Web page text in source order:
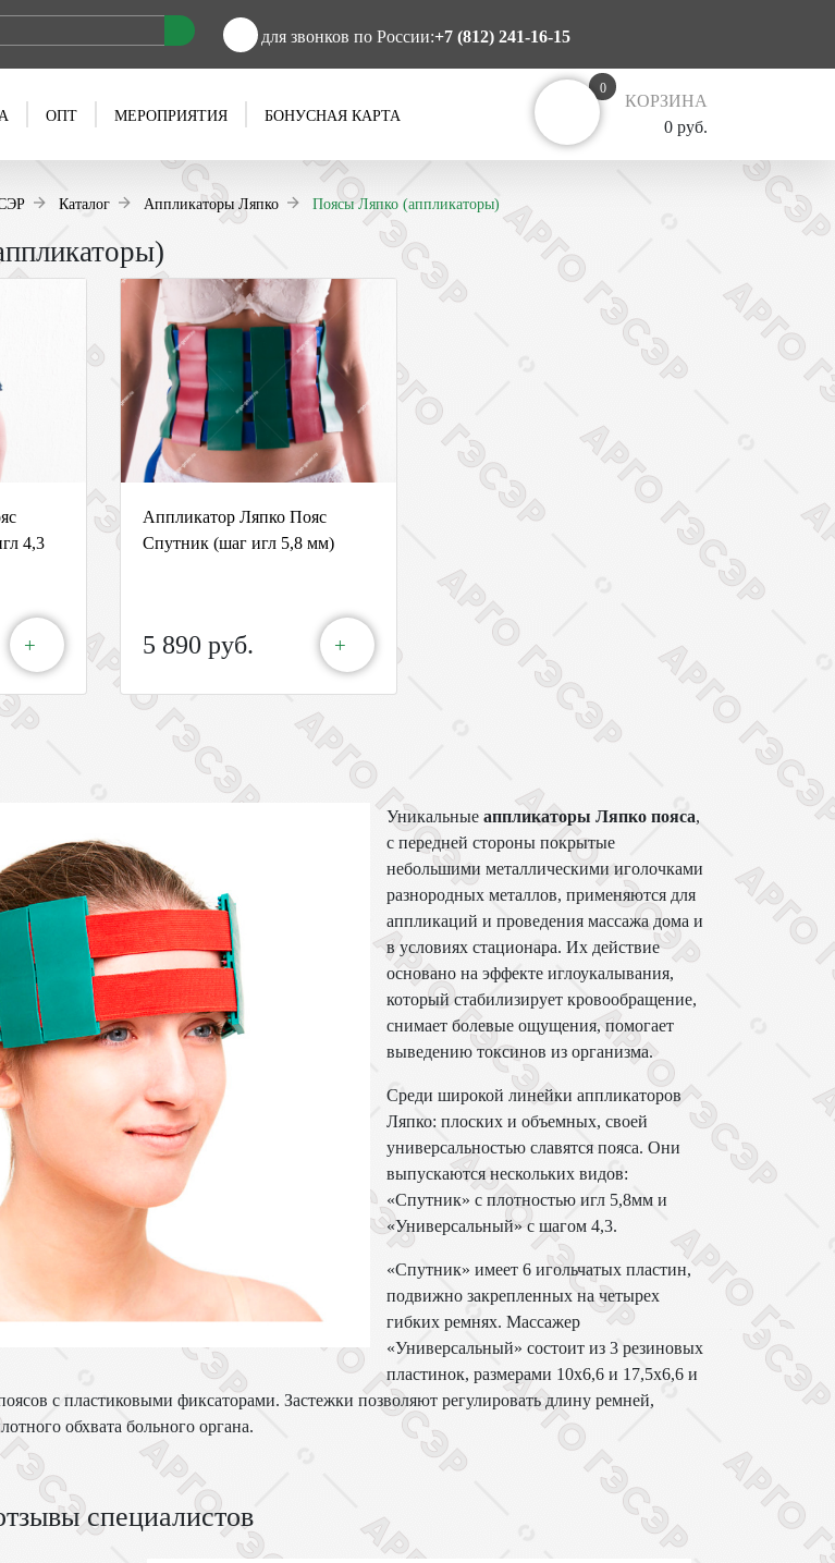
для звонков по России:+7 (812) 241-16-15
ОПТ МЕРОПРИЯТИЯ БОНУСНАЯ КАРТА
0
КОРЗИНА
0 руб.
Каталог Аппликаторы Ляпко Поясы Ляпко (аппликаторы)
4,3
+
Аппликатор Ляпко Пояс
Спутник (шаг игл 5,8 мм)
5 890 руб. +
Уникальные аппликаторы Ляпко пояса,
с передней стороны покрытые
небольшими металлическими иголочками
разнородных металлов, применяются для
аппликаций и проведения массажа дома и
в условиях стационара. Их действие
основано на эффекте иглоукалывания,
который стабилизирует кровообращение,
снимает болевые ощущения, помогает
выведению токсинов из организма.
Среди широкой линейки аппликаторов
Ляпко: плоских и объемных, своей
универсальностью славятся пояса. Они
выпускаются нескольких видов:
«Спутник» с плотностью игл 5,8мм и
«Универсальный» с шагом 4,3.
«Спутник» имеет 6 игольчатых пластин,
подвижно закрепленных на четырех
гибких ремнях. Массажер
«Универсальный» состоит из 3 резиновых
пластинок, размерами 10х6,6 и 17,5х6,6 и
с пластиковыми фиксаторами. Застежки позволяют регулировать длину ремней,
обхвата больного органа.
специалистов